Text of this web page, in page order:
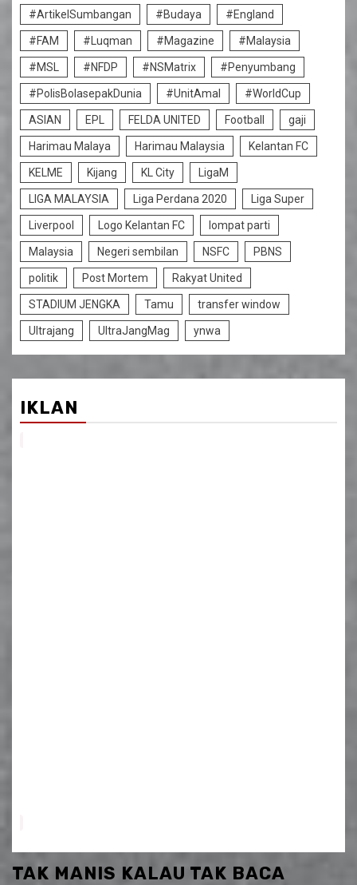
#ArtikelSumbangan #Budaya #England
#FAM #Luqman #Magazine #Malaysia
#MSL #NFDP #NSMatrix #Penyumbang
#PolisBolasepakDunia #UnitAmal #WorldCup
ASIAN EPL FELDA UNITED Football gaji
Harimau Malaya Harimau Malaysia Kelantan FC
KELME Kijang KL City LigaM
LIGA MALAYSIA Liga Perdana 2020 Liga Super
Liverpool Logo Kelantan FC lompat parti
Malaysia Negeri sembilan NSFC PBNS
politik Post Mortem Rakyat United
STADIUM JENGKA Tamu transfer window
Ultrajang UltraJangMag ynwa
IKLAN
TAK MANIS KALAU TAK BACA